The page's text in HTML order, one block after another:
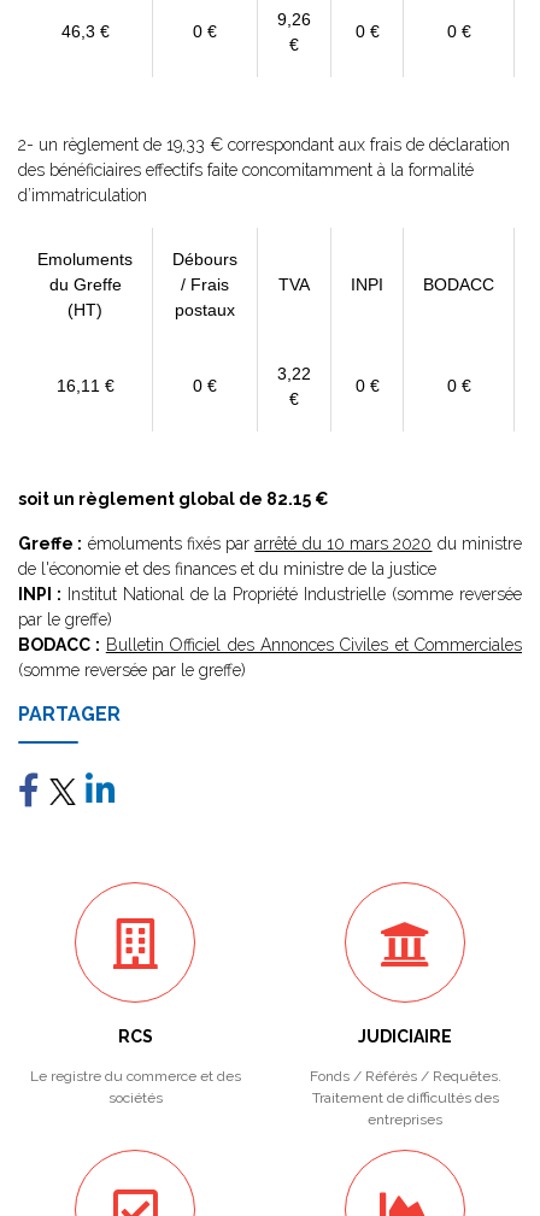
46,3 € 0 €
9,26
€
0 € 0 €
2- un règlement de 19,33 € correspondant aux frais de déclaration
des bénéficiaires effectifs faite concomitamment à la formalité
d’immatriculation
Emoluments
du Greffe
(HT)
Débours
/ Frais
postaux
TVA INPI BODACC
16,11 € 0 €
3,22
€
0 € 0 €
soit un règlement global de 82.15 €
Greffe : émoluments fixés pararrêté du 10 mars 2020 du ministre
de l'économie et des finances et du ministre de la justice
INPI : Institut National de la Propriété Industrielle (somme reversée
par le greffe)
BODACC : Bulletin Officiel des Annonces Civiles et Commerciales
(somme reversée par le greffe)
PARTAGER
RCS
Le registre du commerce et des
sociétés
JUDICIAIRE
Fonds / Référés / Requêtes.
Traitement de difficultés des
entreprises